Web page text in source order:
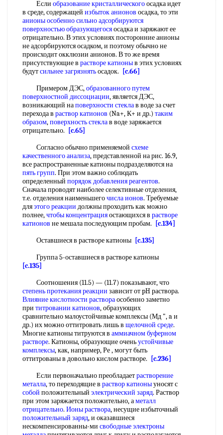
Если образование кристаллическогоосадка идет
в среде, содержащей избыток анионов осадка, то эти
анионы особенносильно адсорбируются
поверхностью образующегосяосадка и заряжают ее
отрицательно. В этих условиях посторонние анионы
не адсорбируются осадком, и поэтому обычно не
происходит окклюзии анионов. В то же время
присутствующие в растворе катионыв этих условиях
будутсильнее загрязнятьосадок.
[c.66]
Примером ДЭС,образованного путем
поверхностной диссоциации, является ДЭС,
возникающий наповерхности стеклав воде за счет
перехода в раствор катионов (Na+, К+ и др.) таким
образом,поверхность стеклав воде заряжается
отрицательно.
[c.65]
Согласно обычно применяемой схеме
качественного анализа, представленной на рис. 16.9,
все распространенные катионы подразделяются на
пять групп. При этом важно соблюдать
определенный порядок добавления реагентов.
Сначала проводят наиболее селективные отделения,
т.е. отделения наименьшегочисла ионов. Требуемые
дляэтого реакции должны проходить как можно
полнее,чтобы концентрацияостающихся в растворе
катионов не мешала последующим пробам.
[c.134]
Оставшиеся в растворе катионы [c.135]
Группа 5-оставшиеся в растворе катионы
[c.135]
Соотношения (11.5) — (11.7) показывают, что
степень протекания реакции зависит от pH раствора.
Влияние кислотности раствораособенно заметно
при титровании катионов, образующих
сравнительно малоустойчивые комплексы (Мд ", a и
др.) их можно оттитровать лишь в щелочной среде.
Многие катионы титруются в аммиачном буферном
растворе. Катионы, образующие оченьустойчивые
комплексы, как, например, Ре , могут быть
оттитрованы в довольно кислом растворе.
[c.236]
Если первоначально преобладаетрастворение
металла, то переходящие в раствор катионыуносят с
собой положительный электрический заряд. Раствор
при этом заряжается положительно, аметалл
отрицательно. Ионы раствора, несущие избыточный
положительный заряд, и оказавшиеся
нескомпенсированны-ми свободные электроны